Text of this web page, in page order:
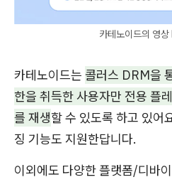
카테노이드의 영
카테노이드는 콜러스 DRM을
한을 취득한 사용자만 전용 플
를 재생할 수 있도록 하고 있어
징 기능도 지원한답니다.
이외에도 다양한 플랫폼/디바